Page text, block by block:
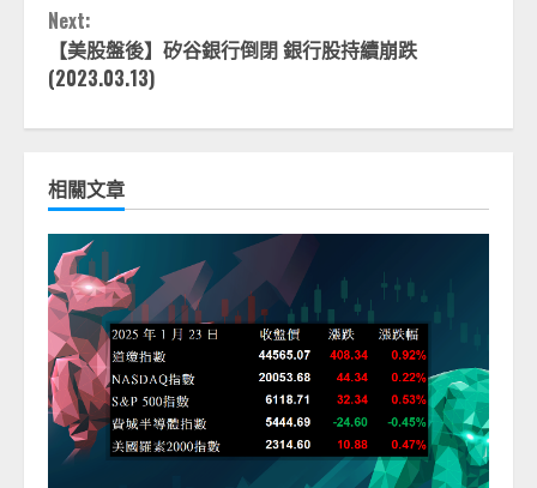
Next:
【美股盤後】 矽谷銀行倒閉 銀行股持續崩跌
(2023.03.13)
相關文章